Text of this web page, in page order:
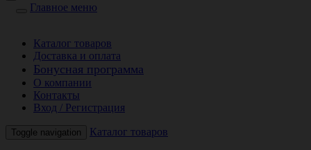
Главное меню
Каталог товаров
Доставка и оплата
Бонусная программа
О компании
Контакты
Вход / Регистрация
Toggle navigation Каталог товаров